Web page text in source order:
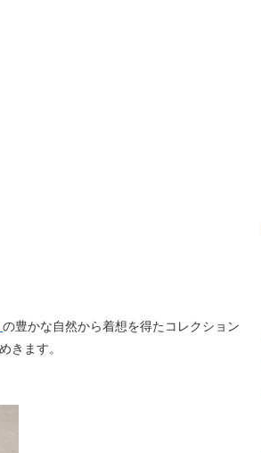
の豊かな自然から着想を得たコレクション
きます。